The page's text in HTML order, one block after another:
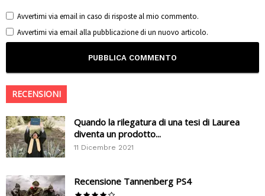
Avvertimi via email in caso di risposte al mio commento.
Avvertimi via email alla pubblicazione di un nuovo articolo.
RECENSIONI
Quando la rilegatura di una tesi di Laurea
diventa un prodotto...
11 Dicembre 2021
Recensione Tannenberg PS4